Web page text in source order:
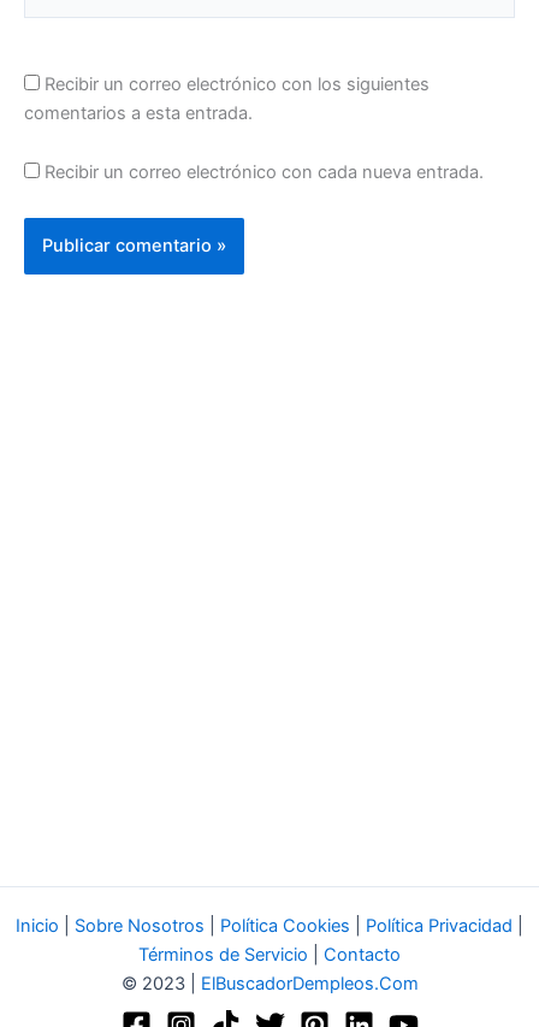
Recibir un correo electrónico con los siguientes
comentarios a esta entrada.
Recibir un correo electrónico con cada nueva entrada.
Inicio Sobre Nosotros Política Cookies Política Privacidad
Términos de Servicio
Contacto
© 2023 | ElBuscadorDempleos.Com